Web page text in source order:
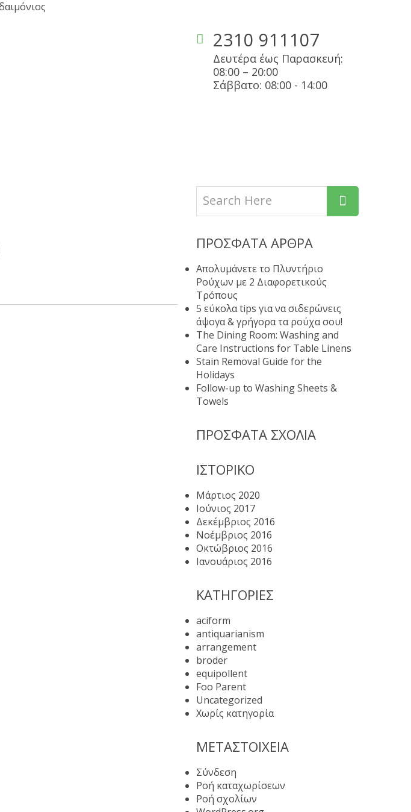
2310 911107
Δευτέρα έως Παρασκευή:
08:00 – 20:00
Σάββατο: 08:00 - 14:00
ΠΡΌΣΦΑΤΑ ΆΡΘΡΑ
Απολυμάνετε το Πλυντήριο
Ρούχων με 2 Διαφορετικούς
Τρόπους
5 εύκολα tips για να σιδερώνεις
άψογα & γρήγορα τα ρούχα σου!
The Dining Room: Washing and
Care Instructions for Table Linens
Stain Removal Guide for the
Holidays
Follow-up to Washing Sheets &
Towels
ΠΡΌΣΦΑΤΑ ΣΧΌΛΙΑ
ΙΣΤΟΡΙΚΌ
Μάρτιος 2020
Ιούνιος 2017
Δεκέμβριος 2016
Νοέμβριος 2016
Οκτώβριος 2016
Ιανουάριος 2016
KΑΤΗΓΟΡΊΕΣ
aciform
antiquarianism
arrangement
broder
equipollent
Foo Parent
Uncategorized
Χωρίς κατηγορία
ΜΕΤΑΣΤΟΙΧΕΊΑ
Σύνδεση
Ροή καταχωρίσεων
Ροή σχολίων